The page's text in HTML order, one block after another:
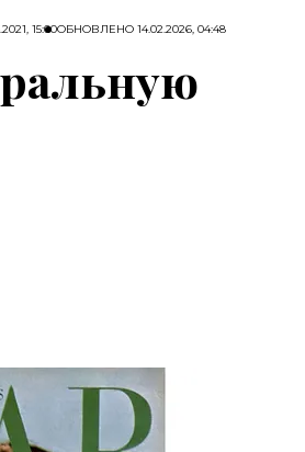
15:00ОБНОВЛЕНО 14.02.2026, 04:48